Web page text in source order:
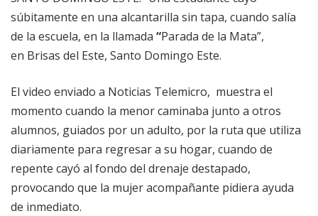
súbitamente en una alcantarilla sin tapa, cuando salía
de la escuela, en la llamada “Parada de la Mata”,
en Brisas del Este, Santo Domingo Este.
El video enviado a Noticias Telemicro, muestra el
momento cuando la menor caminaba junto a otros
alumnos, guiados por un adulto, por la ruta que utiliza
diariamente para regresar a su hogar, cuando de
repente cayó al fondo del drenaje destapado,
provocando que la mujer acompañante pidiera ayuda
de inmediato.